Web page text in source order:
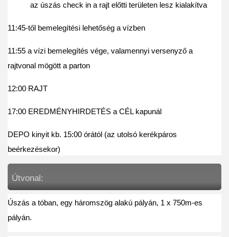
az úszás check in a rajt előtti területen lesz kialakítva
11:45-től bemelegítési lehetőség a vízben
11:55 a vízi bemelegítés vége, valamennyi versenyző a
rajtvonal mögött a parton
12:00 RAJT
17:00 EREDMÉNYHIRDETÉS a CÉL kapunál
DEPO kinyit kb. 15:00 órától (az utolsó kerékpáros
beérkezésekor)
Útvonal:
Úszás a tóban, egy háromszög alakú pályán, 1 x 750m-es
pályán.